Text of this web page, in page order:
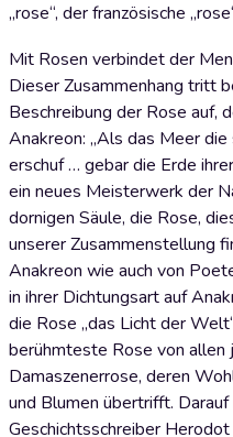
„rose“, der französische
Mit Rosen verbindet der
Dieser Zusammenhang tritt
Beschreibung der Rose auf,
Anakreon: „Als das Meer
erschuf … gebar die Erde
ein neues Meisterwerk der
dornigen Säule, die Rose,
unserer Zusammenstellung
Anakreon wie auch von
in ihrer Dichtungsart auf
die Rose „das Licht der
berühmteste Rose von
Damaszenerrose, deren
und Blumen übertrifft.
Geschichtsschreiber